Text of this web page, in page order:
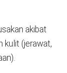
akibat
kulit (jerawat,